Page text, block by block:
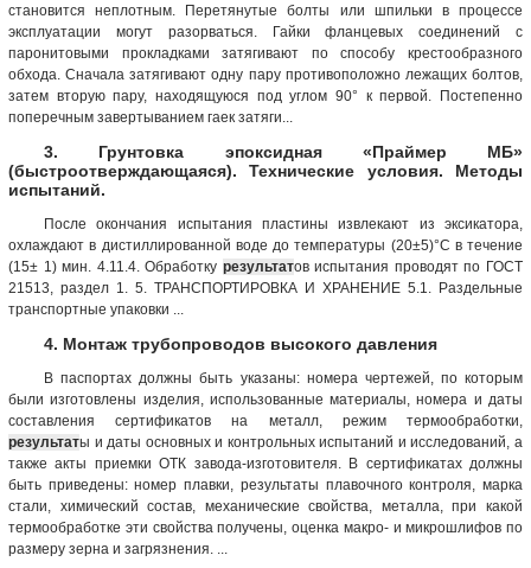
становится неплотным. Перетянутые болты или шпильки в процессе
эксплуатации могут разорваться. Гайки фланцевых соединений с
паронитовыми прокладками затягивают по способу крестообразного
обхода. Сначала затягивают одну пару противоположно лежащих болтов,
затем вторую пару, находящуюся под углом 90° к первой. Постепенно
поперечным завертыванием гаек затяги...
3. Грунтовка эпоксидная «Праймер МБ»
(быстроотверждающаяся). Технические условия. Методы
испытаний.
После окончания испытания пластины извлекают из эксикатора,
охлаждают в дистиллированной воде до температуры (20±5)°С в течение
(15± 1) мин. 4.11.4. Обработку результатов испытания проводят по ГОСТ
21513, раздел 1. 5. ТРАНСПОРТИРОВКА И ХРАНЕНИЕ 5.1. Раздельные
транспортные упаковки ...
4. Монтаж трубопроводов высокого давления
В паспортах должны быть указаны: номера чертежей, по которым
были изготовлены изделия, использованные материалы, номера и даты
составления сертификатов на металл, режим термообработки,
результаты и даты основных и контрольных испытаний и исследований, а
также акты приемки ОТК завода-изготовителя. В сертификатах должны
быть приведены: номер плавки, результаты плавочного контроля, марка
стали, химический состав, механические свойства, металла, при какой
термообработке эти свойства получены, оценка макро- и микрошлифов по
размеру зерна и загрязнения. ...